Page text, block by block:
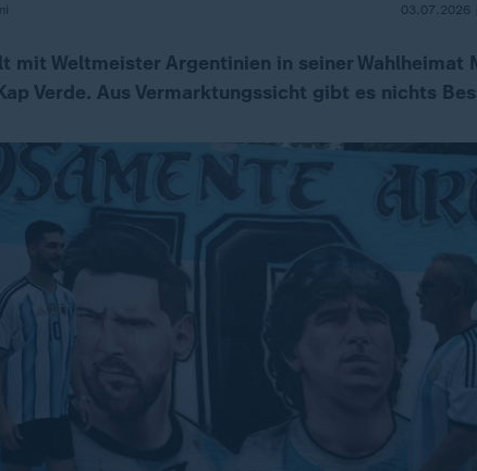
03.07.2026
mit Weltmeister Argentinien in seiner Wahlheimat
Verde. Aus Vermarktungssicht gibt es nichts